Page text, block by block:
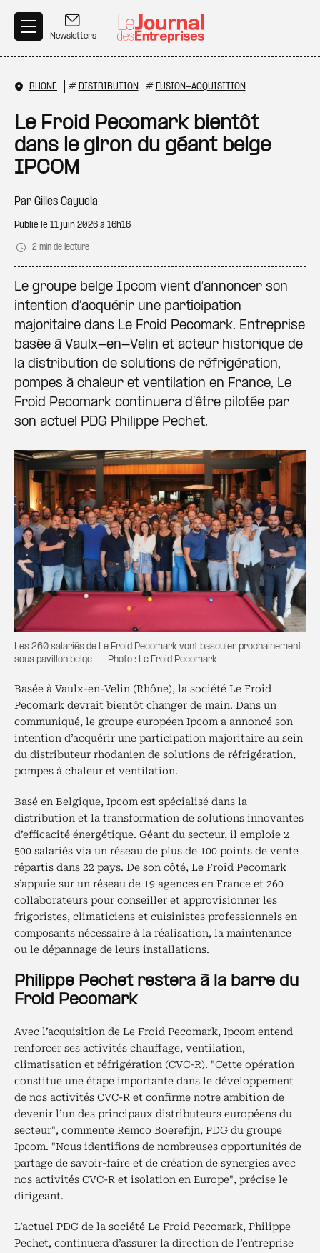
Newsletters
RHÔNE # DISTRIBUTION # FUSION-ACQUISITION
Le Froid Pecomark bientôt
dans le giron du géant belge
IPCOM
Par Gilles Cayuela
Publié le 11 juin 2026 à 16h16
2 min de lecture
Le groupe belge Ipcom vient d’annoncer son
intention d’acquérir une participation
majoritaire dans Le Froid Pecomark. Entreprise
basée à Vaulx-en-Velin et acteur historique de
la distribution de solutions de réfrigération,
pompes à chaleur et ventilation en France, Le
Froid Pecomark continuera d’être pilotée par
son actuel PDG Philippe Pechet.
Les 260 salariés de Le Froid Pecomark vont basculer prochainement
sous pavillon belge — Photo : Le Froid Pecomark
Basée à Vaulx-en-Velin (Rhône), la société Le Froid
Pecomark devrait bientôt changer de main. Dans un
communiqué, le groupe européen Ipcom a annoncé son
intention d’acquérir une participation majoritaire au sein
du distributeur rhodanien de solutions de réfrigération,
pompes à chaleur et ventilation.
Basé en Belgique, Ipcom est spécialisé dans la
distribution et la transformation de solutions innovantes
d’efficacité énergétique. Géant du secteur, il emploie 2
500 salariés via un réseau de plus de 100 points de vente
répartis dans 22 pays. De son côté, Le Froid Pecomark
s’appuie sur un réseau de 19 agences en France et 260
collaborateurs pour conseiller et approvisionner les
frigoristes, climaticiens et cuisinistes professionnels en
composants nécessaire à la réalisation, la maintenance
ou le dépannage de leurs installations.
Philippe Pechet restera à la barre du
Froid Pecomark
Avec l’acquisition de Le Froid Pecomark, Ipcom entend
renforcer ses activités chauffage, ventilation,
climatisation et réfrigération (CVC-R). "Cette opération
constitue une étape importante dans le développement
de nos activités CVC-R et confirme notre ambition de
devenir l’un des principaux distributeurs européens du
secteur", commente Remco Boerefijn, PDG du groupe
Ipcom. "Nous identifions de nombreuses opportunités de
partage de savoir-faire et de création de synergies avec
nos activités CVC-R et isolation en Europe", précise le
dirigeant.
L’actuel PDG de la société Le Froid Pecomark, Philippe
Pechet, continuera d’assurer la direction de l’entreprise